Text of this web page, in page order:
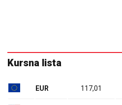
Kursna lista
EUR 117,01